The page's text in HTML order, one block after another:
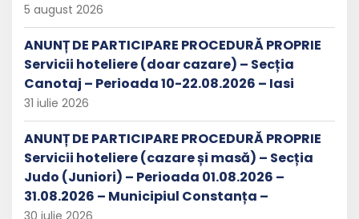
5 august 2026
ANUNȚ DE PARTICIPARE PROCEDURĂ PROPRIE
Servicii hoteliere (doar cazare) – Secția
Canotaj – Perioada 10-22.08.2026 – Iasi
31 iulie 2026
ANUNȚ DE PARTICIPARE PROCEDURĂ PROPRIE
Servicii hoteliere (cazare și masă) – Secția
Judo (Juniori) – Perioada 01.08.2026 –
31.08.2026 – Municipiul Constanța –
30 iulie 2026